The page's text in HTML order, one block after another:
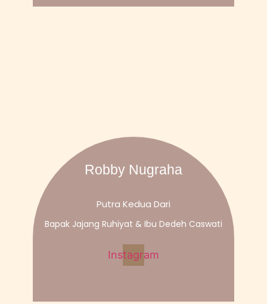
Robby Nugraha
Putra Kedua Dari
Bapak Jajang Ruhiyat & Ibu Dedeh Caswati
Instagram